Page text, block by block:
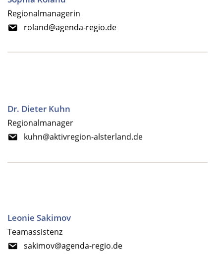
Regionalmanagerin
roland@agenda-regio.de
Dr. Dieter Kuhn
Regionalmanager
kuhn@aktivregion-alsterland.de
Leonie Sakimov
Teamassistenz
sakimov@agenda-regio.de